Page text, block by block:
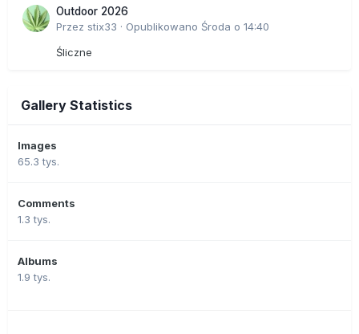
Outdoor 2026
Przez stix33 · Opublikowano Środa o 14:40
Śliczne
Gallery Statistics
Images
65.3 tys.
Comments
1.3 tys.
Albums
1.9 tys.